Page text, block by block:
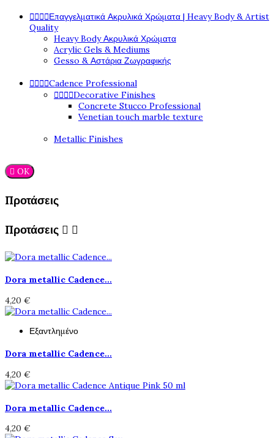
Επαγγελματικά Ακρυλικά Χρώματα | Heavy Body & Artist
Quality
Heavy Body Ακρυλικά Χρώματα
Acrylic Gels & Mediums
Gesso & Αστάρια Ζωγραφικής
Cadence Professional
Decorative Finishes
Concrete Stucco Professional
Venetian touch marble texture
Metallic Finishes
 OK
Προτάσεις
Προτάσεις  
Dora metallic Cadence...
4,20 €
Εξαντλημένο
Dora metallic Cadence...
4,20 €
Dora metallic Cadence...
4,20 €